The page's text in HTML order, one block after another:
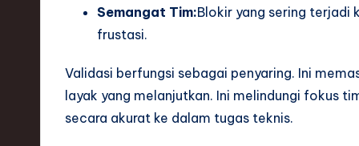
Semangat Tim:Blokir yang sering terjadi
frustasi.
Validasi berfungsi sebagai penyaring. Ini
layak yang melanjutkan. Ini melindungi fokus
secara akurat ke dalam tugas teknis.